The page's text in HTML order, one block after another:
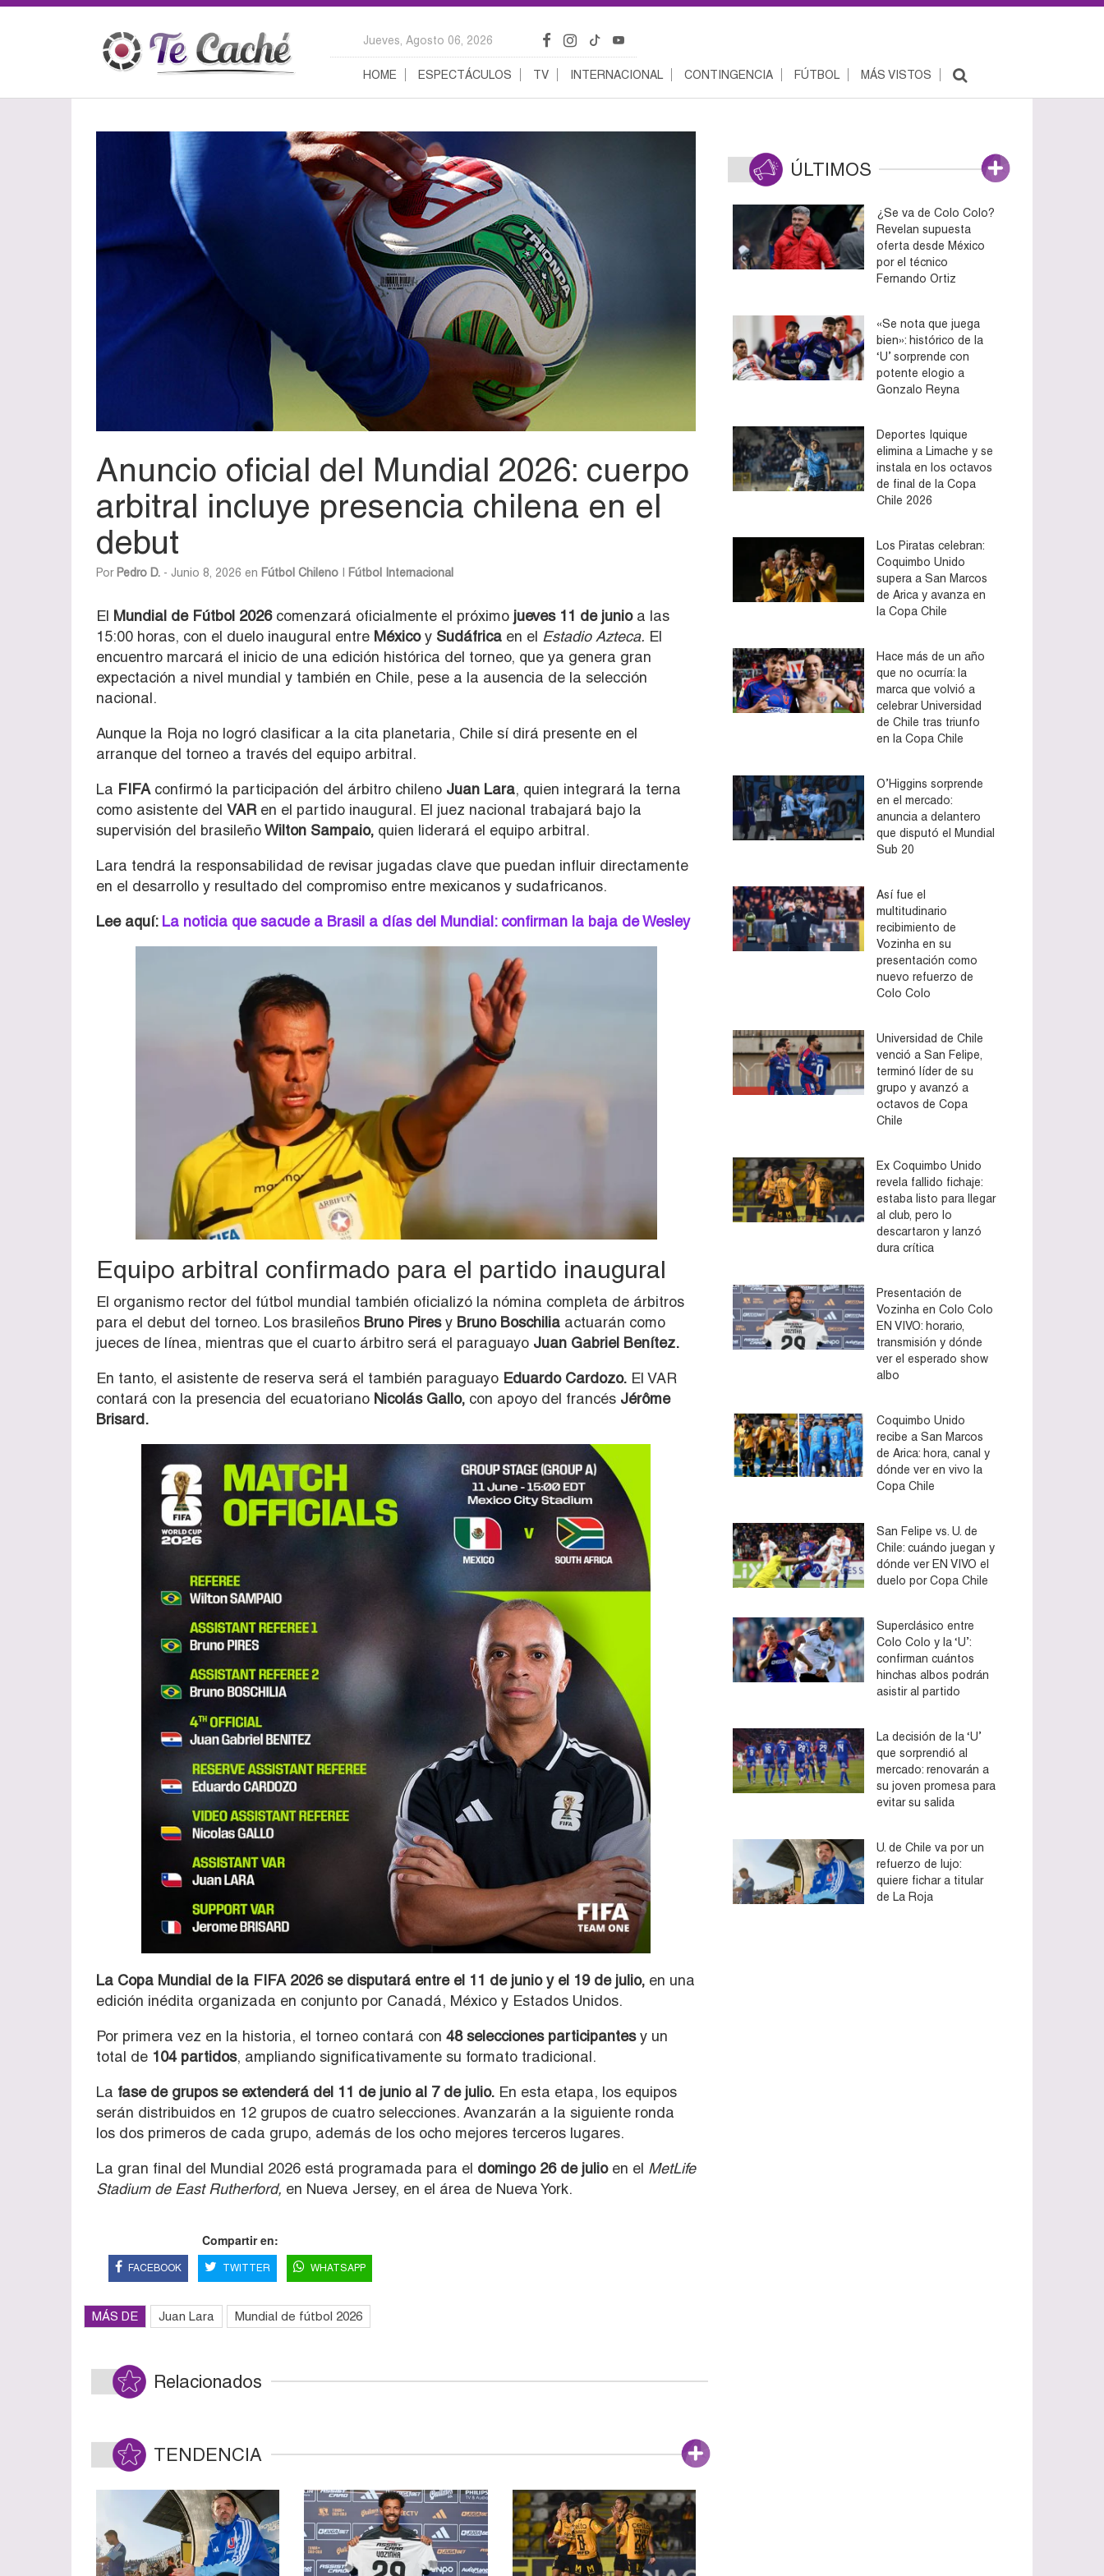
Jueves, Agosto 06, 2026
HOME ESPECTÁCULOS TV INTERNACIONAL CONTINGENCIA FÚTBOL MÁS VISTOS
Anuncio oficial del Mundial 2026: cuerpo
arbitral incluye presencia chilena en el
debut
Por Pedro D. - Junio 8, 2026 en Fútbol Chileno Fútbol Internacional
El Mundial de Fútbol 2026comenzará oficialmente el próximo jueves 11 de junioa las
15:00 horas, con el duelo inaugural entre Méxicoy Sudáfrica en el Estadio Azteca. El
encuentro marcará el inicio de una edición histórica del torneo, que ya genera gran
expectación a nivel mundial y también en Chile, pese a la ausencia de la selección
nacional.
Aunque la Roja no logró clasificar a la cita planetaria, Chile sí dirá presente en el
arranque del torneo a través del equipo arbitral.
La FIFAconfirmó la participación del árbitro chileno Juan Lara, quien integrará la terna
como asistente del VAR en el partido inaugural. El juez nacional trabajará bajo la
supervisión del brasileñoWilton Sampaio, quien liderará el equipo arbitral.
Lara tendrá la responsabilidad de revisar jugadas clave que puedan influir directamente
en el desarrollo y resultado del compromiso entre mexicanos y sudafricanos.
Lee aquí:La noticia que sacude a Brasil a días del Mundial: confirman la baja de Wesley
Equipo arbitral confirmado para el partido inaugural
El organismo rector del fútbol mundial también oficializó la nómina completa de árbitros
para el debut del torneo. Los brasileños Bruno Piresy Bruno Boschilia actuarán como
jueces de línea, mientras que el cuarto árbitro será el paraguayo Juan Gabriel Benítez.
En tanto, el asistente de reserva será el también paraguayo Eduardo Cardozo. El VAR
contará con la presencia del ecuatoriano Nicolás Gallo, con apoyo del francés Jérôme
Brisard.
La Copa Mundial de la FIFA 2026 se disputará entre el 11 de junio y el 19 de julio, en una
edición inédita organizada en conjunto por Canadá, México y Estados Unidos.
Por primera vez en la historia, el torneo contará con 48 selecciones participantesy un
total de 104 partidos, ampliando significativamente su formato tradicional.
La fase de grupos se extenderá del 11 de junio al 7 de julio. En esta etapa, los equipos
serán distribuidos en 12 grupos de cuatro selecciones. Avanzarán a la siguiente ronda
los dos primeros de cada grupo, además de los ocho mejores terceros lugares.
La gran final del Mundial 2026 está programada para el domingo 26 de julioen el MetLife
Stadium de East Rutherford, en Nueva Jersey, en el área de Nueva York.
Compartir en:
FACEBOOK TWITTER WHATSAPP
MÁS DE Juan Lara Mundial de fútbol 2026
Relacionados
TENDENCIA
ÚLTIMOS
¿Se va de Colo Colo?
Revelan supuesta
oferta desde México
por el técnico
Fernando Ortiz
«Se nota que juega
bien»: histórico de la
‘U’ sorprende con
potente elogio a
Gonzalo Reyna
Deportes Iquique
elimina a Limache y se
instala en los octavos
de final de la Copa
Chile 2026
Los Piratas celebran:
Coquimbo Unido
supera a San Marcos
de Arica y avanza en
la Copa Chile
Hace más de un año
que no ocurría: la
marca que volvió a
celebrar Universidad
de Chile tras triunfo
en la Copa Chile
O’Higgins sorprende
en el mercado:
anuncia a delantero
que disputó el Mundial
Sub 20
Así fue el
multitudinario
recibimiento de
Vozinha en su
presentación como
nuevo refuerzo de
Colo Colo
Universidad de Chile
venció a San Felipe,
terminó líder de su
grupo y avanzó a
octavos de Copa
Chile
Ex Coquimbo Unido
revela fallido fichaje:
estaba listo para llegar
al club, pero lo
descartaron y lanzó
dura crítica
Presentación de
Vozinha en Colo Colo
EN VIVO: horario,
transmisión y dónde
ver el esperado show
albo
Coquimbo Unido
recibe a San Marcos
de Arica: hora, canal y
dónde ver en vivo la
Copa Chile
San Felipe vs. U. de
Chile: cuándo juegan y
dónde ver EN VIVO el
duelo por Copa Chile
Superclásico entre
Colo Colo y la ‘U’:
confirman cuántos
hinchas albos podrán
asistir al partido
La decisión de la ‘U’
que sorprendió al
mercado: renovarán a
su joven promesa para
evitar su salida
U. de Chile va por un
refuerzo de lujo:
quiere fichar a titular
de La Roja